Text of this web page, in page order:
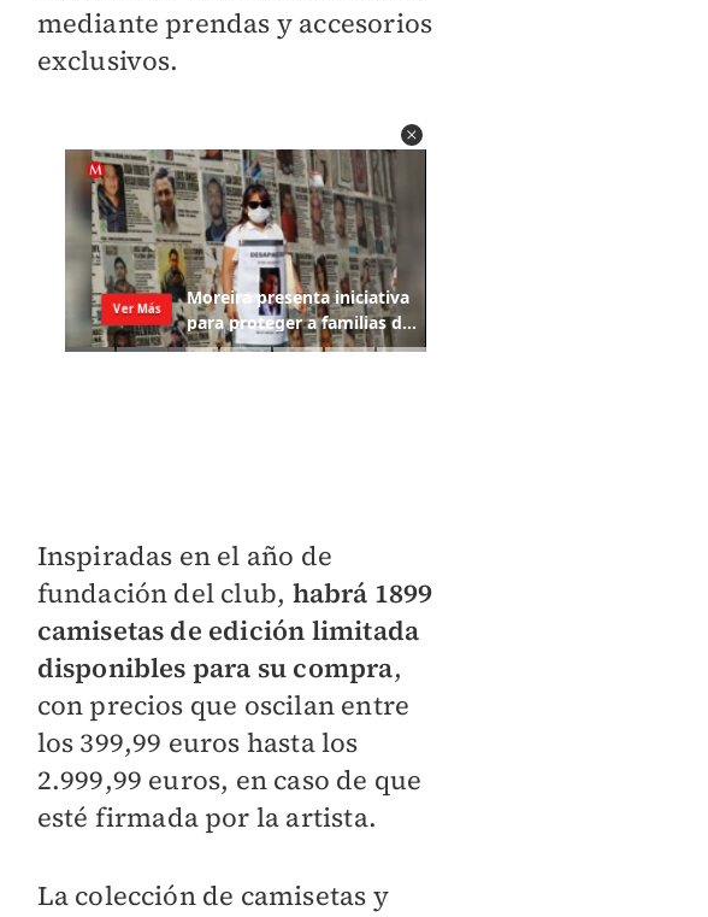
mediante prendas y accesorios
exclusivos.
Inspiradas en el año de
fundación del club, habrá 1899
camisetas de edición limitada
disponibles para su compra,
con precios que oscilan entre
los 399,99 euros hasta los
2.999,99 euros, en caso de que
esté firmada por la artista.
La colección de camisetas y